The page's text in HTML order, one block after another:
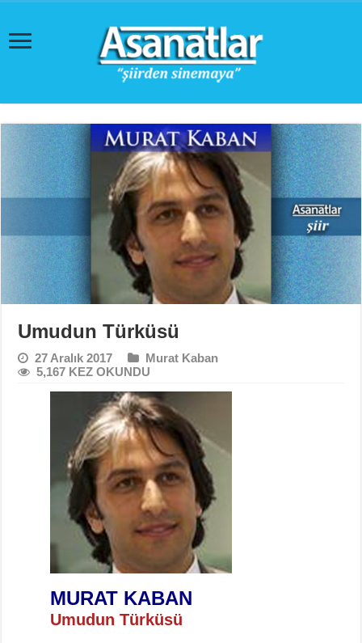
Umudun Türküsü
27 Aralık 2017
Murat Kaban
5,167 KEZ OKUNDU
MURAT KABAN
Umudun Türküsü